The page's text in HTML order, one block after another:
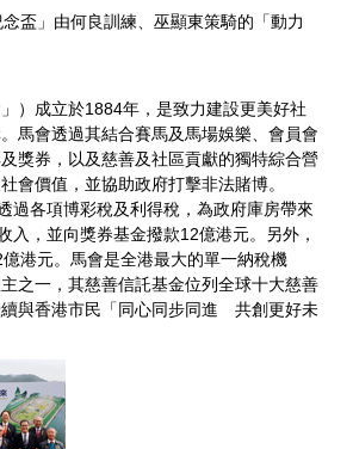
念盃」由何良訓練、巫顯東策騎的「動力
）成立於1884年，是致力建設更美好社
馬會透過其結合賽馬及馬場娛樂、會員會
獎券，以及慈善及社區貢獻的獨特綜合營
會價值，並協助政府打擊非法賭博。
過各項博彩稅及利得稅，為政府庫房帶來
入，並向獎券基金撥款12億港元。另外，
港元。馬會是全港最大的單一納稅機
之一，其慈善信託基金位列全球十大慈善
與香港市民「同心同步同進 共創更好未